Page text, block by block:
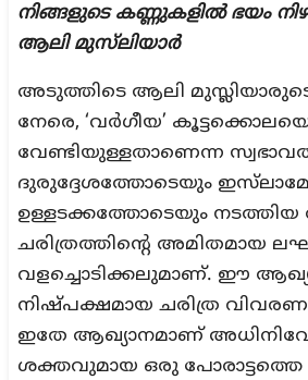
നിങ്ങളുടെ കണ്ണുകളിൽ ഭയം
ആലി മുസ്‌ലിയാർ
അടുത്തിടെ ആലി മുസ്ലിയാരുടെ
നേരെ, ‘വർഗീയ’
വേണ്ടിയുള്ളതാണെന്ന
ദുരുദ്ദേശത്തോടെയും
ഉള്ളടക്കത്തോടെയും
ചരിത്രത്തിന്റെ അമിതമായ
വളച്ചൊടിക്കലുമാണ്. ഈ
നിഷ്പക്ഷമായ ചരിത്ര
ഇതേ ആഖ്യാനമാണ്
ശക്തവുമായ ഒരു പോരാട്ടത്തെ